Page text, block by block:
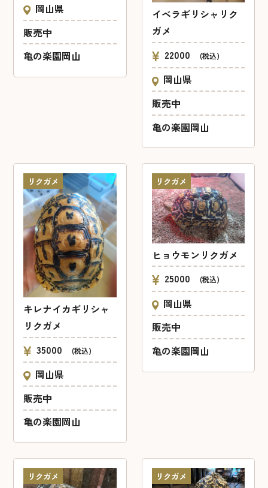
岡山県
販売中
亀の楽園岡山
イベラギリシャリク
ガメ
22000
(税込)
岡山県
販売中
亀の楽園岡山
リクガメ
キレナイカギリシャ
リクガメ
35000
(税込)
岡山県
販売中
亀の楽園岡山
リクガメ
ヒョウモンリクガメ
25000
(税込)
岡山県
販売中
亀の楽園岡山
リクガメ リクガメ